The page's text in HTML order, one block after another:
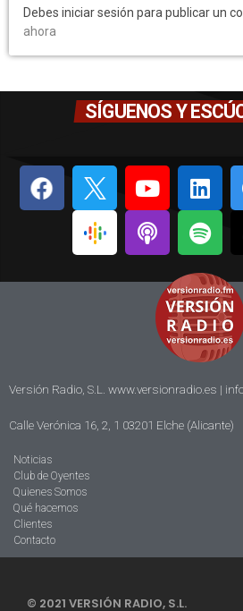
Debes iniciar sesión para publicar un
ahora
SÍGUENOS Y
Versión Radio, S.L. www.versionradio.es |
Calle Verónica 16, 2, 1 03201 Elche (Alicante)
Noticias
Club de Oyentes
Quienes Somos
Qué hacemos
Clientes
Contacto
© 2021 VERSIÓN RADIO, S.L.